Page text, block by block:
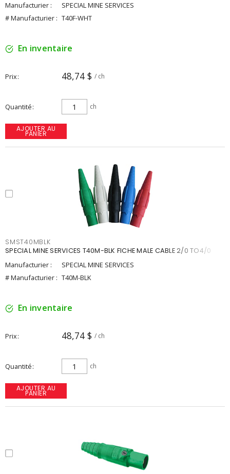
Manufacturier :
SPECIAL MINE SERVICES
# Manufacturier : T40F-WHT
En inventaire
Prix 48,74 $ / ch
Quantité ch
AJOUTER AU
PANIER
SMST40MBLK
SPECIAL MINE SERVICES T40M-BLK FICHE MALE CABLE 2/0 TO4/0
Manufacturier :
SPECIAL MINE SERVICES
# Manufacturier : T40M-BLK
En inventaire
Prix 48,74 $ / ch
Quantité ch
AJOUTER AU
PANIER